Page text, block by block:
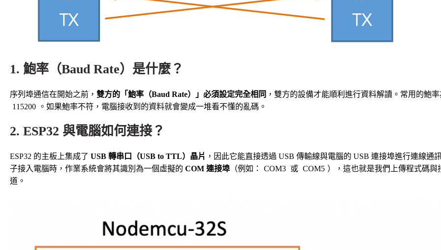
1. 鮑率（Baud Rate）是什麼？
序列埠通信在開始之前， 雙方的「鮑率（Baud Rate）」必須設定完全相同 ，雙方的設備才能順利進行資料解讀。常用的鮑率
115200 。如果鮑率不符，電腦接收到的資料就會變成一堆看不懂的亂碼。
2. ESP32 與電腦如何連接？
ESP32 的主板上集成了 USB 轉串口（USB to TTL）晶片 ，因此它能直接透過 USB 傳輸線與電腦的 USB 連接埠進行連線通
子接入電腦時，作業系統會將其識別為一個虛擬的 COM 連接埠 （例如： COM3 或 COM5 ），這也就是我們上傳程式碼與
道。